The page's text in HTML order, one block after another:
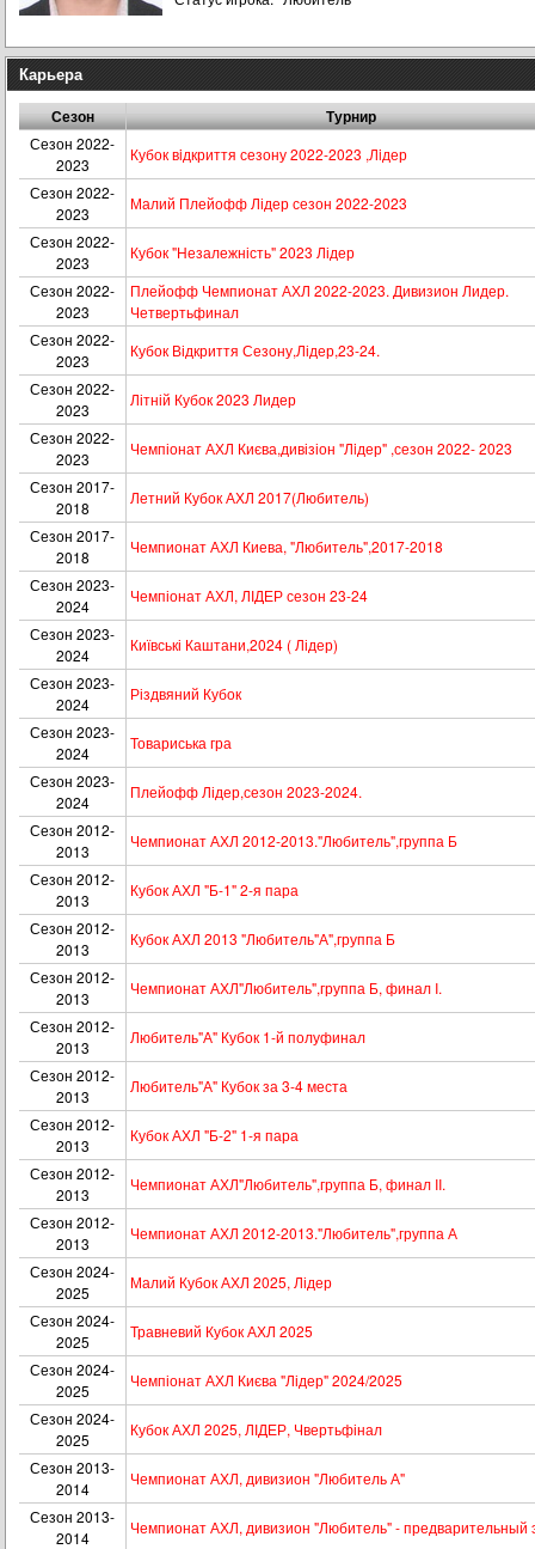
Карьера
Сезон Турнир
Сезон 2022-
2023
Кубок вiдкриття сезону 2022-2023 ,Лiдер
Сезон 2022-
2023
Малий Плейофф Лідер сезон 2022-2023
Сезон 2022-
2023
Кубок "Незалежність" 2023 Лідер
Сезон 2022-
2023
Плейофф Чемпионат АХЛ 2022-2023. Дивизион Лидер.
Четвертьфинал
Сезон 2022-
2023
Кубок Відкриття Сезону,Лідер,23-24.
Сезон 2022-
2023
Літній Кубок 2023 Лидер
Сезон 2022-
2023
Чемпіонат АХЛ Києва,дивізіон "Лiдер" ,сезон 2022- 2023
Сезон 2017-
2018
Летний Кубок АХЛ 2017(Любитель)
Сезон 2017-
2018
Чемпионат АХЛ Киева, "Любитель",2017-2018
Сезон 2023-
2024
Чемпіонат АХЛ, ЛІДЕР сезон 23-24
Сезон 2023-
2024
Київські Каштани,2024 ( Лідер)
Сезон 2023-
2024
Різдвяний Кубок
Сезон 2023-
2024
Товариська гра
Сезон 2023-
2024
Плейофф Лідер,сезон 2023-2024.
Сезон 2012-
2013
Чемпионат АХЛ 2012-2013."Любитель",группа Б
Сезон 2012-
2013
Кубок АХЛ "Б-1" 2-я пара
Сезон 2012-
2013
Кубок АХЛ 2013 "Любитель"А",группа Б
Сезон 2012-
2013
Чемпионат АХЛ"Любитель",группа Б, финал I.
Сезон 2012-
2013
Любитель"А" Кубок 1-й полуфинал
Сезон 2012-
2013
Любитель"А" Кубок за 3-4 места
Сезон 2012-
2013
Кубок АХЛ "Б-2" 1-я пара
Сезон 2012-
2013
Чемпионат АХЛ"Любитель",группа Б, финал II.
Сезон 2012-
2013
Чемпионат АХЛ 2012-2013."Любитель",группа А
Сезон 2024-
2025
Малий Кубок АХЛ 2025, Лідер
Сезон 2024-
2025
Травневий Кубок АХЛ 2025
Сезон 2024-
2025
Чемпіонат АХЛ Києва "Лідер" 2024/2025
Сезон 2024-
2025
Кубок АХЛ 2025, ЛІДЕР, Чвертьфінал
Сезон 2013-
2014
Чемпионат АХЛ, дивизион "Любитель А"
Сезон 2013-
2014
Чемпионат АХЛ, дивизион "Любитель" - предварительный